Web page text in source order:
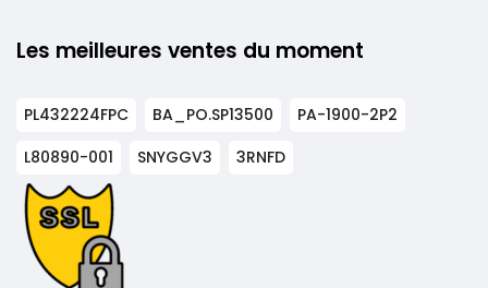
Les meilleures ventes du moment
PL432224FPC BA_PO.SP13500
PA-1900-2P2
L80890-001
SNYGGV3 3RNFD